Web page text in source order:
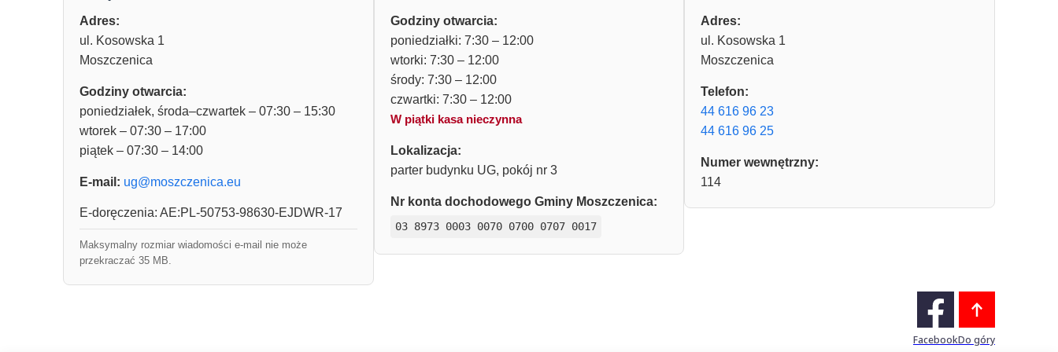
Adres:
ul. Kosowska 1
Moszczenica
Godziny otwarcia:
poniedziałek, środa–czwartek – 07:30 – 15:30
wtorek – 07:30 – 17:00
piątek – 07:30 – 14:00
E-mail: ug@moszczenica.eu
E-doręczenia: AE:PL-50753-98630-EJDWR-17
Maksymalny rozmiar wiadomości e-mail nie może
przekraczać 35 MB.
Godziny otwarcia:
poniedziałki: 7:30 – 12:00
wtorki: 7:30 – 12:00
środy: 7:30 – 12:00
czwartki: 7:30 – 12:00
W piątki kasa nieczynna
Lokalizacja:
parter budynku UG, pokój nr 3
Nr konta dochodowego Gminy Moszczenica:
03 8973 0003 0070 0700 0707 0017
Adres:
ul. Kosowska 1
Moszczenica
Telefon:
44 616 96 23
44 616 96 25
Numer wewnętrzny:
114
FacebookDo góry